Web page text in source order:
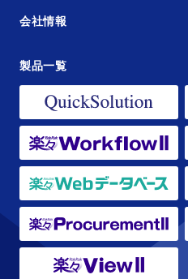
会社情報
製品一覧